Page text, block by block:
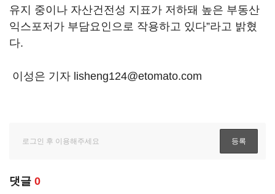
유지 중이나 자산건전성 지표가 저하돼 높은 부동산
익스포저가 부담요인으로 작용하고 있다”라고 밝혔
다.
이성은 기자 lisheng124@etomato.com
댓글 0